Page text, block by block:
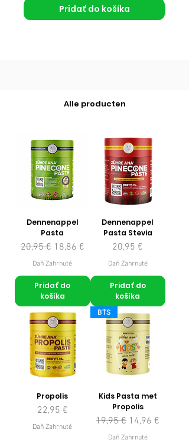
Pridať do košíka
Alle producten
Dennenappel
Pasta
Normálna cena
20,95 € Zľavnená cena
18,86 €
Daň Zahrnuté
Pridať do
košíka
Dennenappel
Pasta Stevia
Cena
20,95 €
Daň Zahrnuté
Pridať do
košíka
Propolis
Cena
22,95 €
Daň Zahrnuté
BTS
Kids Pasta met
Propolis
Normálna cena
19,95 € Zľavnená cena
14,96 €
Daň Zahrnuté